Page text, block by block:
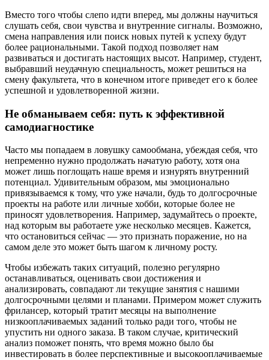
Вместо того чтобы слепо идти вперед, мы должны научиться
слушать себя, свои чувства и внутренние сигналы. Возможно,
смена направления или поиск новых путей к успеху будут
более рациональными. Такой подход позволяет нам
развиваться и достигать настоящих высот. Например, студент,
выбравший неудачную специальность, может решиться на
смену факультета, что в конечном итоге приведет его к более
успешной и удовлетворенной жизни.
Не обманываем себя: путь к эффективной
самодиагностике
Часто мы попадаем в ловушку самообмана, убеждая себя, что
непременно нужно продолжать начатую работу, хотя она
может лишь поглощать наше время и изнурять внутренний
потенциал. Удивительным образом, мы эмоционально
привязываемся к тому, что уже начали, будь то долгосрочные
проекты на работе или личные хобби, которые более не
приносят удовлетворения. Например, задумайтесь о проекте,
над которым вы работаете уже несколько месяцев. Кажется,
что остановиться сейчас — это признать поражение, но на
самом деле это может быть шагом к личному росту.
Чтобы избежать таких ситуаций, полезно регулярно
останавливаться, оценивать свои достижения и
анализировать, совпадают ли текущие занятия с нашими
долгосрочными целями и планами. Примером может служить
фрилансер, который тратит месяцы на выполнение
низкооплачиваемых заданий только ради того, чтобы не
упустить ни одного заказа. В таком случае, критический
анализ поможет понять, что время можно было бы
инвестировать в более перспективные и высокооплачиваемые